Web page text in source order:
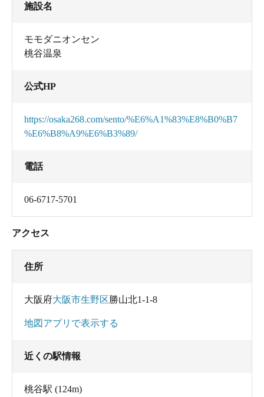
施設名
モモダニオンセン
桃谷温泉
公式HP
https://osaka268.com/sento/%E6%A1%83%E8%B0%B7
%E6%B8%A9%E6%B3%89/
電話
06-6717-5701
アクセス
住所
大阪府大阪市生野区勝山北1-1-8
地図アプリで表示する
近くの駅情報
桃谷駅 (124m)